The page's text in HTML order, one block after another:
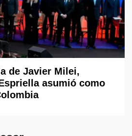
de Javier Milei,
asumió como